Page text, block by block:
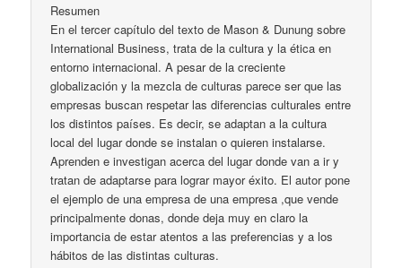
Resumen
En el tercer capítulo del texto de Mason & Dunung sobre
International Business, trata de la cultura y la ética en
entorno internacional. A pesar de la creciente
globalización y la mezcla de culturas parece ser que las
empresas buscan respetar las diferencias culturales entre
los distintos países. Es decir, se adaptan a la cultura
local del lugar donde se instalan o quieren instalarse.
Aprenden e investigan acerca del lugar donde van a ir y
tratan de adaptarse para lograr mayor éxito. El autor pone
el ejemplo de una empresa de una empresa ,que vende
principalmente donas, donde deja muy en claro la
importancia de estar atentos a las preferencias y a los
hábitos de las distintas culturas.